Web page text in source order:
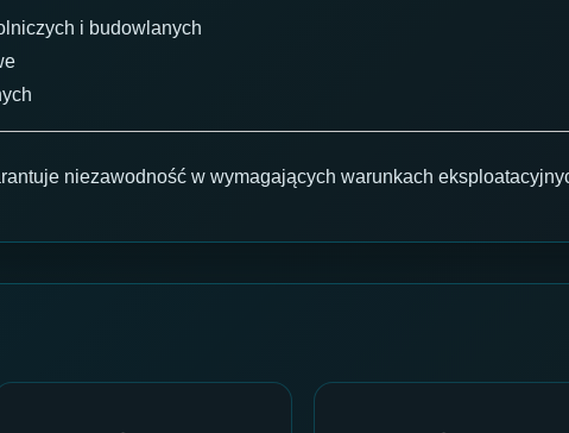
i budowlanych
niezawodność w wymagających warunkach